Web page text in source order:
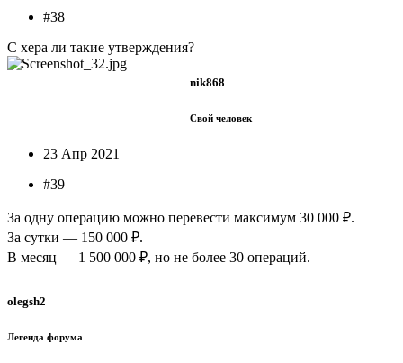
#38
С хера ли такие утверждения?
nik868
Свой человек
23 Апр 2021
#39
За одну операцию можно перевести максимум 30 000 ₽.
За сутки — 150 000 ₽.
В месяц — 1 500 000 ₽, но не более 30 операций.
olegsh2
Легенда форума